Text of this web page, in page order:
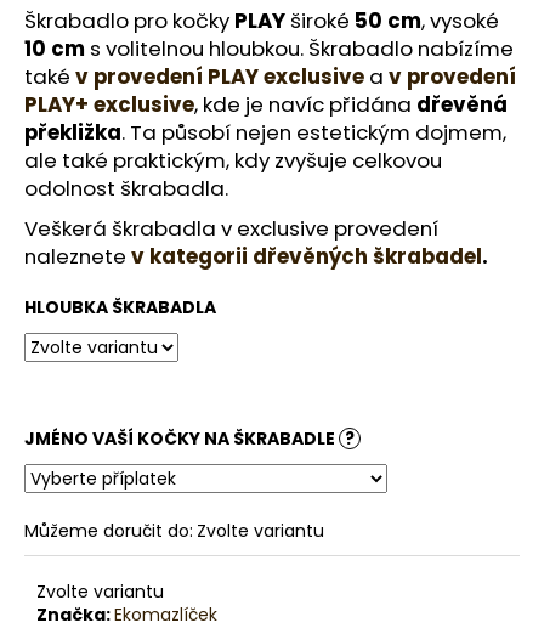
Škrabadlo pro kočky PLAY široké 50 cm, vysoké
10 cm s volitelnou hloubkou. Škrabadlo nabízíme
také v provedení PLAYexclusive a v provedení
PLAY+ exclusive, kde je navíc přidána dřevěná
překližka. Ta působí nejen estetickým dojmem,
ale také praktickým, kdy zvyšuje celkovou
odolnost škrabadla.
Veškerá škrabadla v exclusive provedení
naleznete v kategorii dřevěných škrabadel.
HLOUBKA ŠKRABADLA
JMÉNO VAŠÍ KOČKY NA ŠKRABADLE ?
Můžeme doručit do: Zvolte variantu
Zvolte variantu
Značka:Ekomazlíček
u
j
e
m
e